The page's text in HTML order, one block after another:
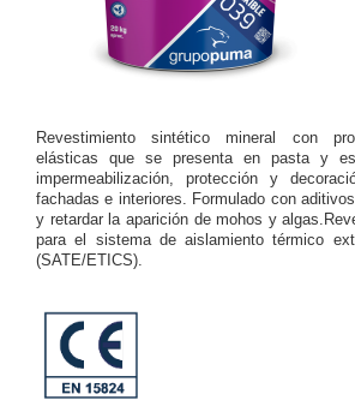
Revestimiento sintético mineral con
elásticas que se presenta en pasta y
impermeabilización, protección y
fachadas e interiores. Formulado con
y retardar la aparición de mohos y
para el sistema de aislamiento térmico
(SATE/ETICS).